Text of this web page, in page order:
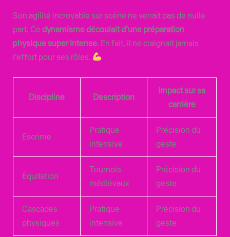
Son agilité incroyable sur scène ne venait pas de nulle
part. Cedynamisme découlait d’une préparation
physique super intense. En fait, il ne craignait jamais
l’effort pour ses rôles.
Discipline Description
Impact sur sa
carrière
Escrime
Pratique
intensive
Précision du
geste
Équitation
Tournois
médiévaux
Précision du
geste
Cascades
physiques
Pratique
intensive
Précision du
geste